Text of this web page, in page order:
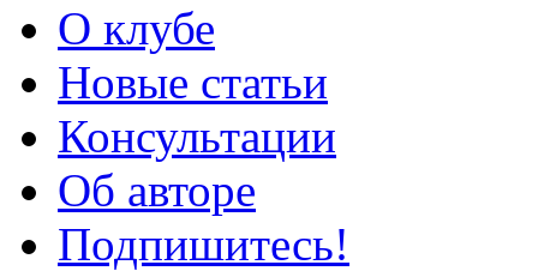
О клубе
Новые статьи
Консультации
Об авторе
Подпишитесь!